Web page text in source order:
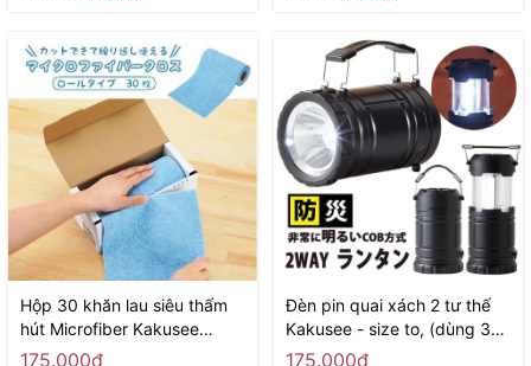
Hộp 30 khăn lau siêu thấm
hút Microfiber Kakusee
(dạng cuộn, dùng nhiều lần)
175.000₫
Đèn pin quai xách 2 tư thế
Kakusee - size to, (dùng 3
pin tiểu AA) - Hàng Nhật nội
175.000₫